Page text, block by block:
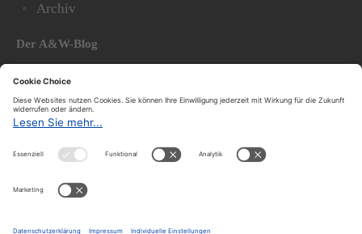
Archiv
Der A&W-Blog
DerA&W-Blog
hat sich in den vergangenen Jahren zu einem der
bedeutendsten politischen Blogs in Österreich
entwickelt.